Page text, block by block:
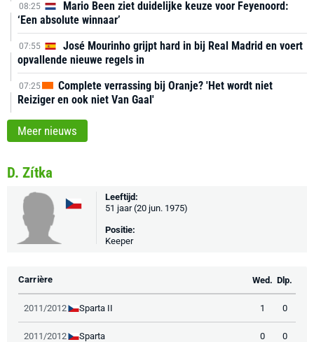
08:25
Mario Been ziet duidelijke keuze voor Feyenoord:
‘Een absolute winnaar’
07:55
José Mourinho grijpt hard in bij Real Madrid en voert
opvallende nieuwe regels in
07:25
Complete verrassing bij Oranje? 'Het wordt niet
Reiziger en ook niet Van Gaal'
Meer nieuws
D. Zítka
Leeftijd:
51 jaar (20 jun. 1975)
Positie:
Keeper
Carrière Wed. Dlp.
2011/2012 Sparta II 1 0
2011/2012 Sparta 0 0